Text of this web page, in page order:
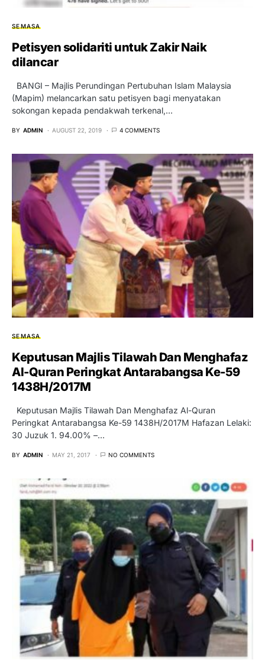
SEMASA
Petisyen solidariti untuk Zakir Naik
dilancar
BANGI – Majlis Perundingan Pertubuhan Islam Malaysia
(Mapim) melancarkan satu petisyen bagi menyatakan
sokongan kepada pendakwah terkenal,…
BY ADMIN AUGUST 22, 2019 4 COMMENTS
SEMASA
Keputusan Majlis Tilawah Dan Menghafaz
Al-Quran Peringkat Antarabangsa Ke-59
1438H/2017M
Keputusan Majlis Tilawah Dan Menghafaz Al-Quran
Peringkat Antarabangsa Ke-59 1438H/2017M Hafazan Lelaki:
30 Juzuk 1. 94.00% –…
BY ADMIN MAY 21, 2017 NO COMMENTS